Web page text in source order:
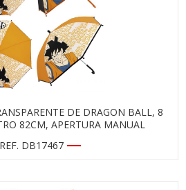
DE DRAGON BALL, 8
82CM, APERTURA MANUAL
REF. DB17467